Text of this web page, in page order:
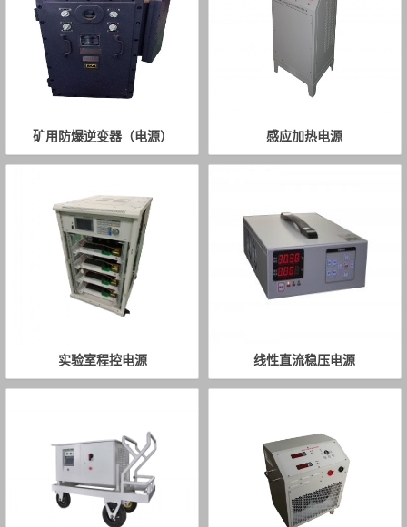
矿用防爆逆变器（电源） 感应加热电源
实验室程控电源 线性直流稳压电源